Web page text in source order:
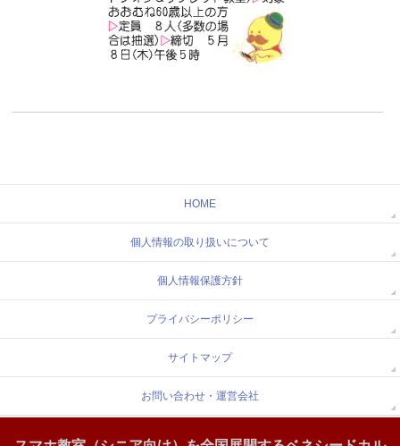
HOME
個人情報の取り扱いについて
個人情報保護方針
プライバシーポリシー
サイトマップ
お問い合わせ・運営会社